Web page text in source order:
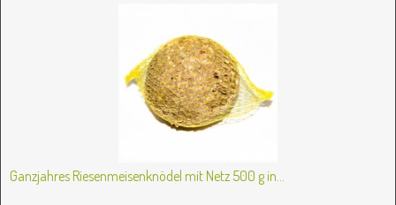
Ganzjahres Riesenmeisenknödel mit Netz 500 g in...